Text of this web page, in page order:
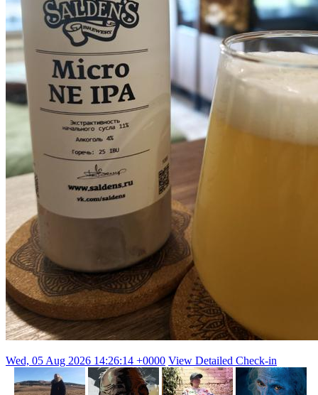
Wed, 05 Aug 2026 14:26:14 +0000 View Detailed Check-in